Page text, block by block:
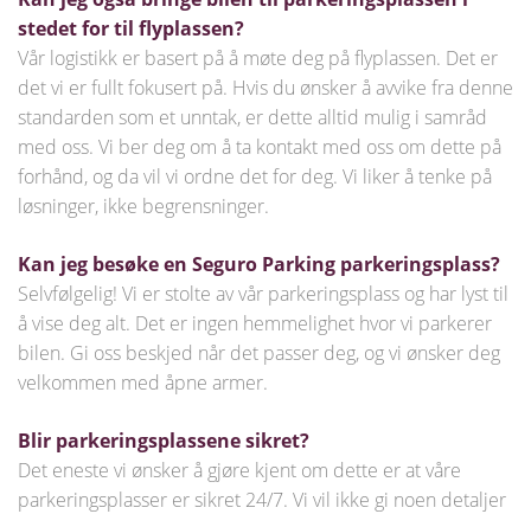
stedet for til flyplassen?
Vår logistikk er basert på å møte deg på flyplassen. Det er
det vi er fullt fokusert på. Hvis du ønsker å avvike fra denne
standarden som et unntak, er dette alltid mulig i samråd
med oss. Vi ber deg om å ta kontakt med oss om dette på
forhånd, og da vil vi ordne det for deg. Vi liker å tenke på
løsninger, ikke begrensninger.
Kan jeg besøke en Seguro Parking parkeringsplass?
Selvfølgelig! Vi er stolte av vår parkeringsplass og har lyst til
å vise deg alt. Det er ingen hemmelighet hvor vi parkerer
bilen. Gi oss beskjed når det passer deg, og vi ønsker deg
velkommen med åpne armer.
Blir parkeringsplassene sikret?
Det eneste vi ønsker å gjøre kjent om dette er at våre
parkeringsplasser er sikret 24/7. Vi vil ikke gi noen detaljer